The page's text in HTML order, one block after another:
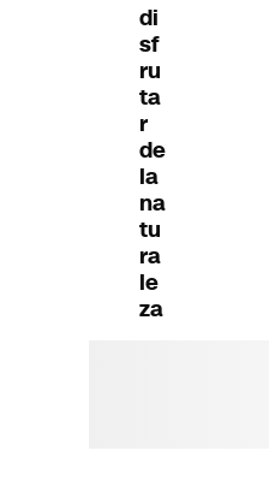
di
sf
ru
ta
r
de
la
na
tu
ra
le
za